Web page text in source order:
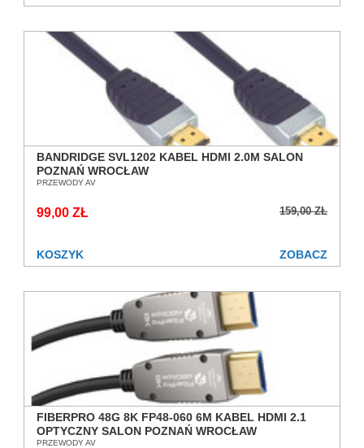
BANDRIDGE SVL1202 KABEL HDMI 2.0M SALON
POZNAŃ WROCŁAW
PRZEWODY AV
159,00 ZŁ
99,00 ZŁ
KOSZYK ZOBACZ
FIBERPRO 48G 8K FP48-060 6M KABEL HDMI 2.1
OPTYCZNY SALON POZNAŃ WROCŁAW
PRZEWODY AV